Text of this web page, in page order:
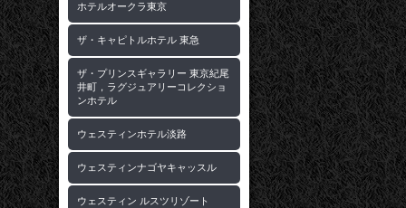
ホテルオークラ東京
ザ・キャピトルホテル 東急
ザ・プリンスギャラリー 東京紀尾
井町，ラグジュアリーコレクショ
ンホテル
ウェスティンホテル淡路
ウェスティンナゴヤキャッスル
ウェスティン ルスツリゾート